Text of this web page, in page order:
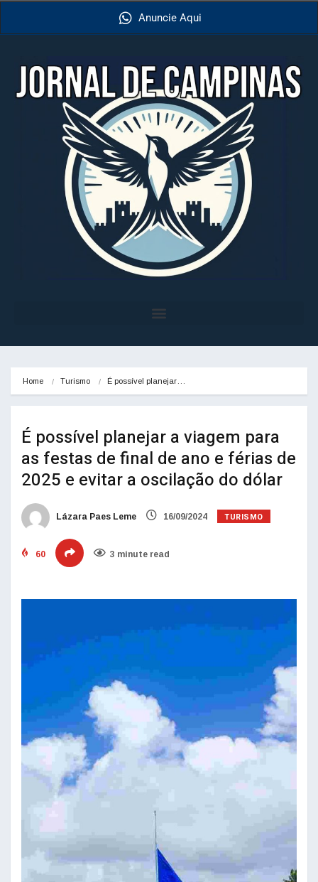
Anuncie Aqui
Home Turismo É possível planejar…
É possível planejar a viagem para
as festas de final de ano e férias de
2025 e evitar a oscilação do dólar
Lázara Paes Leme 16/09/2024 TURISMO
60 3 minute read